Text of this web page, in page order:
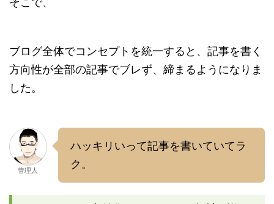
ブログ全体でコンセプトを統一すると、記事を書く
方向性が全部の記事でブレず、締まるようになりま
した。
管理人
ハッキリいって記事を書いていてラ
ク。